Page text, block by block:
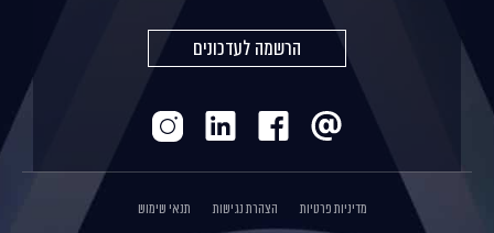
הרשמה לעדכונים
מדיניות פרטיות הצהרת נגישות תנאי שימוש